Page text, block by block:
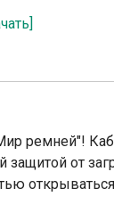
ремней"!
от